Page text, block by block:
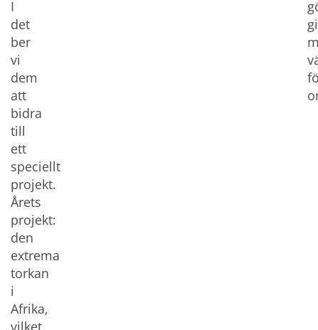
I
det
ber
vi
dem
att
bidra
till
ett
speciellt
projekt.
Årets
projekt:
den
extrema
torkan
i
Afrika,
vilket